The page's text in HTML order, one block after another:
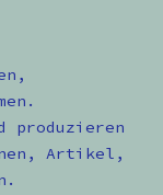
produzieren
Artikel,